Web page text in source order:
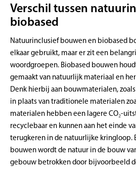
Verschil tussen
biobased
Natuurinclusief bouwen en biobased
elkaar gebruikt, maar er zit een
woordgroepen. Biobased bouwen
gemaakt van natuurlijk materiaal en
Denk hierbij aan bouwmaterialen,
in plaats van traditionele materialen
materialen hebben een lagere CO₂-
recyclebaar en kunnen aan het einde
terugkeren in de natuurlijke kringloop.
bouwen wordt de natuur in de bouw
gebouw betrokken door bijvoorbeeld